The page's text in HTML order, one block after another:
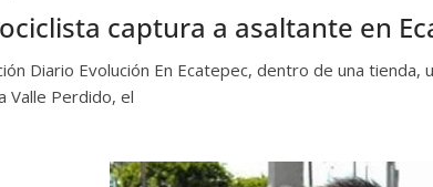
captura a asaltante en
Diario Evolución En Ecatepec, dentro de una
Valle Perdido, el